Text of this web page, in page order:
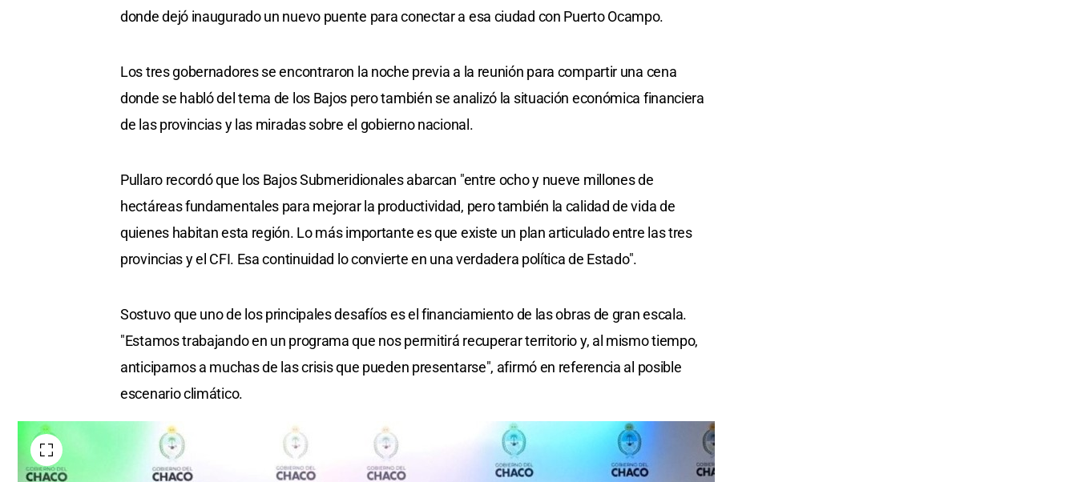
donde dejó inaugurado un nuevo puente para conectar a esa ciudad con Puerto Ocampo.
Los tres gobernadores se encontraron la noche previa a la reunión para compartir una cena
donde se habló del tema de los Bajos pero también se analizó la situación económica financiera
de las provincias y las miradas sobre el gobierno nacional.
Pullaro recordó que los Bajos Submeridionales abarcan "entre ocho y nueve millones de
hectáreas fundamentales para mejorar la productividad, pero también la calidad de vida de
quienes habitan esta región. Lo más importante es que existe un plan articulado entre las tres
provincias y el CFI. Esa continuidad lo convierte en una verdadera política de Estado".
Sostuvo que uno de los principales desafíos es el financiamiento de las obras de gran escala.
"Estamos trabajando en un programa que nos permitirá recuperar territorio y, al mismo tiempo,
anticiparnos a muchas de las crisis que pueden presentarse", afirmó en referencia al posible
escenario climático.